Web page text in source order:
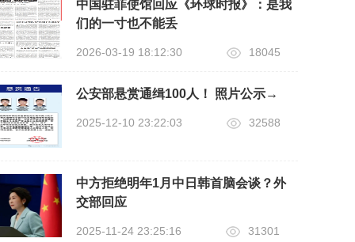
中国驻菲使馆回应《环球时报》：是我
们的一寸也不能丢
2026-03-19 18:12:30 18045
公安部悬赏通缉100人！ 照片公示→
2025-12-10 23:22:03 32588
中方拒绝明年1月中日韩首脑会谈？外
交部回应
2025-11-24 23:25:16 31301